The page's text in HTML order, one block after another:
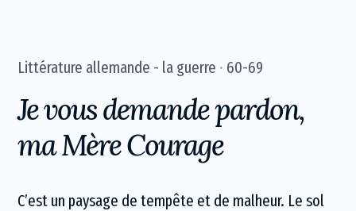
Littérature allemande - la guerre 60-69
Je vous demande pardon,
ma Mère Courage
C’est un paysage de tempête et de malheur. Le sol